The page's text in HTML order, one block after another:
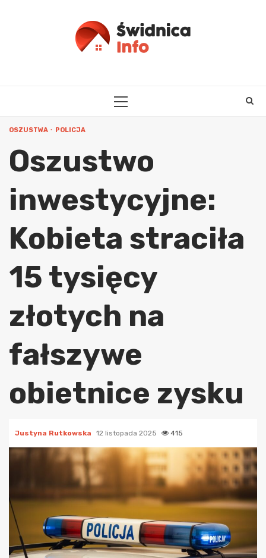
PRIMARY
OSZUSTWA POLICJA
Oszustwo
inwestycyjne:
Kobieta straciła
15 tysięcy
złotych na
fałszywe
obietnice zysku
Justyna Rutkowska 12 listopada 2025 415